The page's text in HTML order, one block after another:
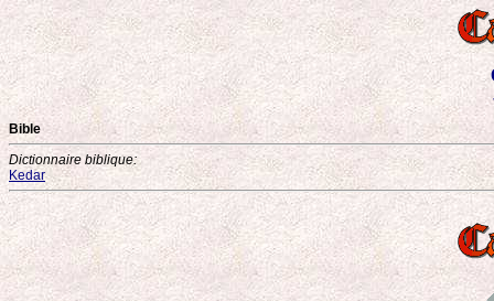
Bible
Dictionnaire biblique:
Kedar